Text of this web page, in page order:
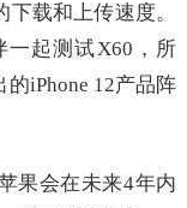
载和上传速度。
一起测试X60，所
iPhone 12产品阵
果会在未来4年内